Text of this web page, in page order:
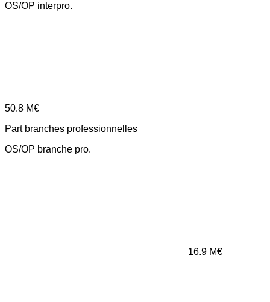
OS/OP interpro.
50.8 M€
Part branches professionnelles
OS/OP branche pro.
16.9 M€